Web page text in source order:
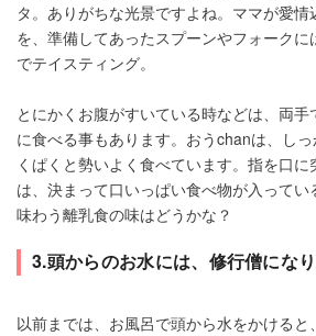
タ。ありがちな光景ですよね。ママが愛
を、準備してあったスプーンやフォークに
でテイスティング。
とにかくお腹がすいている時などは、両
に食べる事もあります。おうchanは、し
くぱくと勢いよく食べています。指を口
は、決まって口いっぱい食べ物が入って
味わう離乳食の味はどうかな？
3.頭からのお水には、修行僧にな
以前までは、お風呂で頭から水をかける